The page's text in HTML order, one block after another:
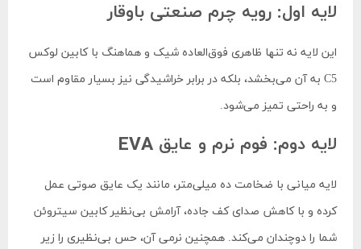
لایه اول: رویه چرم صنعتی باوقار
این لایه نه تنها ظاهری فوق‌العاده شیک و هماهنگ با کابین لوکس
C5 به آن می‌بخشد، بلکه در برابر خراشیدگی نیز بسیار مقاوم است
و به راحتی تمیز می‌شود.
لایه دوم: فوم نرم و عایق EVA
لایه میانی با ضخامت ده میلی‌متر، مانند یک عایق صوتی عمل
کرده و با کاهش صدای کف جاده، آرامش بی‌نظیر کابین سیتروئن
شما را دوچندان می‌کند. همچنین نرمی آن، حس بی‌نظیری را زیر